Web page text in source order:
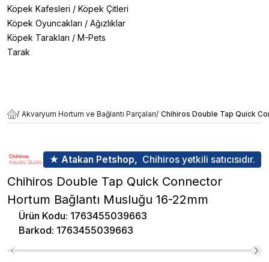
Köpek Kafesleri / Köpek Çitleri
Köpek Oyuncakları / Ağızlıklar
Köpek Tarakları / M-Pets
Tarak
/ Akvaryum Hortum ve Bağlantı Parçaları/ Chihiros Double Tap Quick
★ Atakan Petshop, Chihiros yetkili satıcısıdır.
Chihiros Double Tap Quick Connector
Hortum Bağlantı Musluğu 16-22mm
Ürün Kodu: 1763455039663
Barkod: 1763455039663